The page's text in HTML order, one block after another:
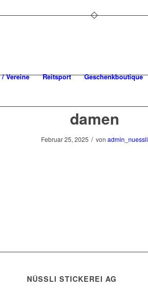
Vereine Reitsport Geschenkboutique
damen
Februar 25, 2025 / von admin_nuessli
NÜSSLI STICKEREI AG